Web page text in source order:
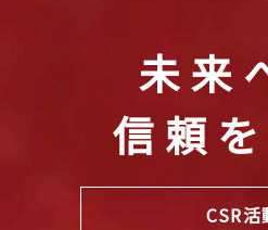
未来
信頼
CSR活